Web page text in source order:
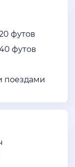
футов
футов
поездами